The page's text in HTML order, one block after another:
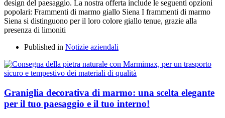
design del paesaggio. La nostra offerta include le seguenti opzioni
popolari: Frammenti di marmo giallo Siena I frammenti di marmo
Siena si distinguono per il loro colore giallo tenue, grazie alla
presenza di limoniti
Published in Notizie aziendali
Graniglia decorativa di marmo: una scelta elegante
per il tuo paesaggio e il tuo interno!